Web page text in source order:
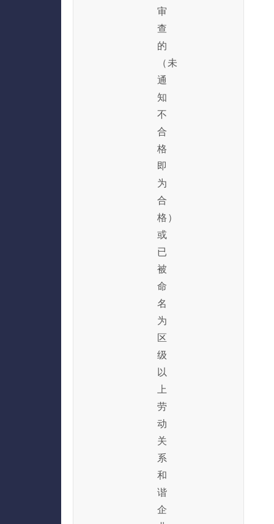
审
查
的
（未
通
知
不
合
格
即
为
合
格）
或
已
被
命
名
为
区
级
以
上
劳
动
关
系
和
谐
企